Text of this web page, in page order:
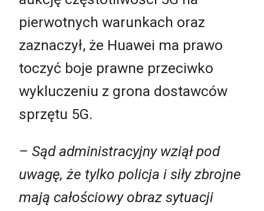
pierwotnych warunkach oraz
zaznaczył, że Huawei ma prawo
toczyć boje prawne przeciwko
wykluczeniu z grona dostawców
sprzętu 5G.
– Sąd administracyjny wziął pod
uwagę, że tylko policja i siły zbrojne
mają całościowy obraz sytuacji